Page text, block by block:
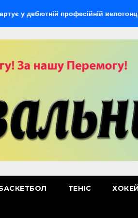
професійній велогонці У
ТЕНІС ХОКЕЙ